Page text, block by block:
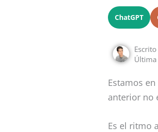
ChatGPT
Estamos
anterior no
Es el ritmo